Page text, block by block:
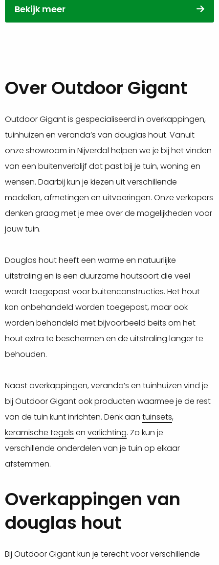
Bekijk meer
Over Outdoor Gigant
Outdoor Gigant is gespecialiseerd in overkappingen,
tuinhuizen en veranda’s van douglas hout. Vanuit
onze showroom in Nijverdal helpen we je bij het vinden
van een buitenverblijf dat past bij je tuin, woning en
wensen. Daarbij kun je kiezen uit verschillende
modellen, afmetingen en uitvoeringen. Onze verkopers
denken graag met je mee over de mogelijkheden voor
jouw tuin.
Douglas hout heeft een warme en natuurlijke
uitstraling en is een duurzame houtsoort die veel
wordt toegepast voor buitenconstructies. Het hout
kan onbehandeld worden toegepast, maar ook
worden behandeld met bijvoorbeeld beits om het
hout extra te beschermen en de uitstraling langer te
behouden.
Naast overkappingen, veranda’s en tuinhuizen vind je
bij Outdoor Gigant ook producten waarmee je de rest
van de tuin kunt inrichten. Denk aan tuinsets,
keramische tegels en verlichting. Zo kun je
verschillende onderdelen van je tuin op elkaar
afstemmen.
Overkappingen van
douglas hout
Bij Outdoor Gigant kun je terecht voor verschillende